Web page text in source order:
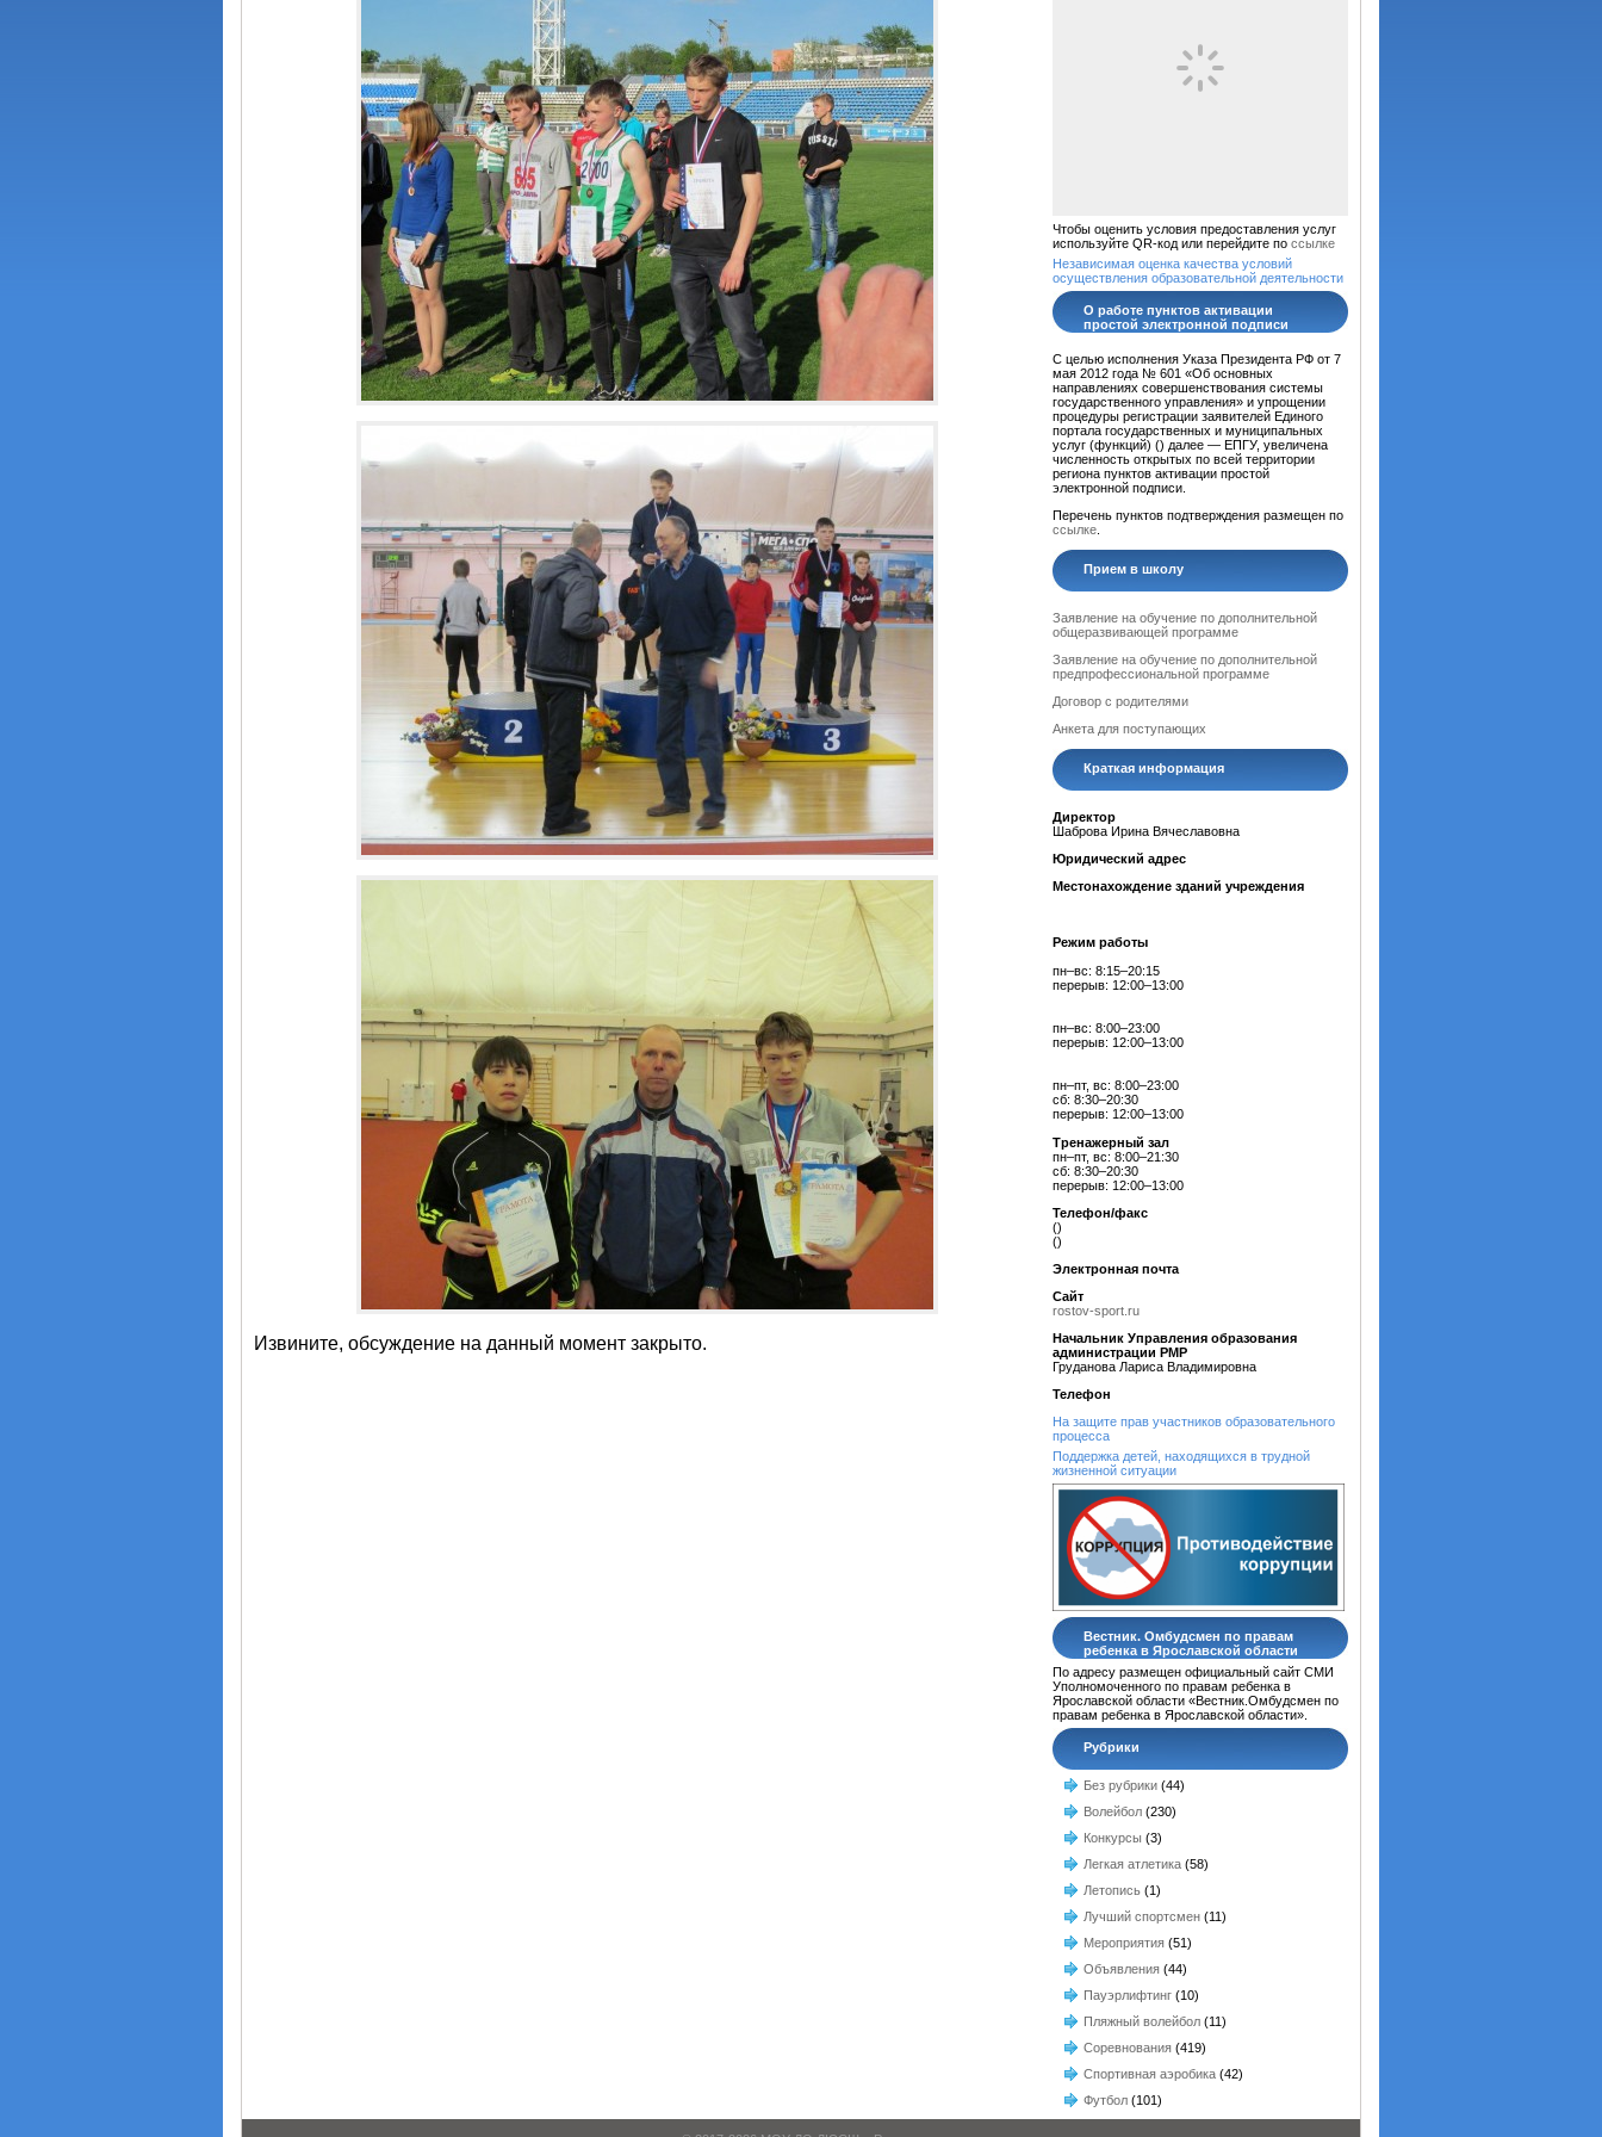
Извините, обсуждение на данный момент закрыто.
Чтобы оценить условия предоставления услуг
используйте QR-код или перейдите по ссылке
Независимая оценка качества условий
осуществления образовательной деятельности
О работе пунктов активации
простой электронной подписи
С целью исполнения Указа Президента РФ от 7
мая 2012 года № 601 «Об основных
направлениях совершенствования системы
государственного управления» и упрощении
процедуры регистрации заявителей Единого
портала государственных и муниципальных
услуг (функций) () далее — ЕПГУ, увеличена
численность открытых по всей территории
региона пунктов активации простой
электронной подписи.
Перечень пунктов подтверждения размещен по
ссылке
Прием в школу
Заявление на обучение по дополнительной
общеразвивающей программе
Заявление на обучение по дополнительной
предпрофессиональной программе
Договор с родителями
Анкета для поступающих
Краткая информация
Директор
Шаброва Ирина Вячеславовна
Юридический адрес
Местонахождение зданий учреждения
Режим работы
пн–вс: 8:15–20:15
перерыв: 12:00–13:00
пн–вс: 8:00–23:00
перерыв: 12:00–13:00
пн–пт, вс: 8:00–23:00
сб: 8:30–20:30
перерыв: 12:00–13:00
Тренажерный зал
пн–пт, вс: 8:00–21:30
сб: 8:30–20:30
перерыв: 12:00–13:00
Телефон/факс
()
()
Электронная почта
Сайт
rostov-sport.ru
Начальник Управления образования
администрации РМР
Груданова Лариса Владимировна
Телефон
На защите прав участников образовательного
процесса
Поддержка детей, находящихся в трудной
жизненной ситуации
Вестник. Омбудсмен по правам
ребенка в Ярославской области
По адресу размещен официальный сайт СМИ
Уполномоченного по правам ребенка в
Ярославской области «Вестник.Омбудсмен по
правам ребенка в Ярославской области».
Рубрики
Без рубрики (44)
Волейбол (230)
Конкурсы (3)
Легкая атлетика (58)
Летопись (1)
Лучший спортсмен (11)
Мероприятия (51)
Объявления (44)
Пауэрлифтинг (10)
Пляжный волейбол (11)
Соревнования (419)
Спортивная аэробика (42)
Футбол (101)